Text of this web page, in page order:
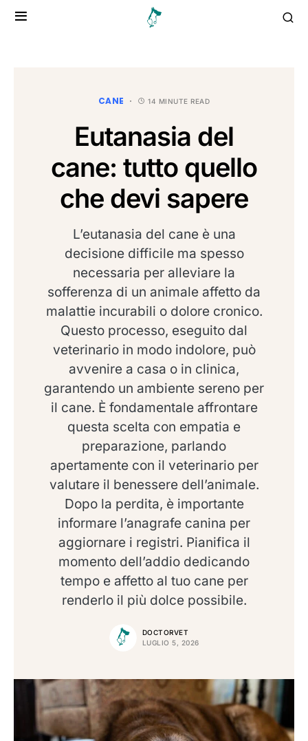
CANE 14 MINUTE READ
Eutanasia del
cane: tutto quello
che devi sapere
L’eutanasia del cane è una
decisione difficile ma spesso
necessaria per alleviare la
sofferenza di un animale affetto da
malattie incurabili o dolore cronico.
Questo processo, eseguito dal
veterinario in modo indolore, può
avvenire a casa o in clinica,
garantendo un ambiente sereno per
il cane. È fondamentale affrontare
questa scelta con empatia e
preparazione, parlando
apertamente con il veterinario per
valutare il benessere dell’animale.
Dopo la perdita, è importante
informare l’anagrafe canina per
aggiornare i registri. Pianifica il
momento dell’addio dedicando
tempo e affetto al tuo cane per
renderlo il più dolce possibile.
DOCTORVET
LUGLIO 5, 2026